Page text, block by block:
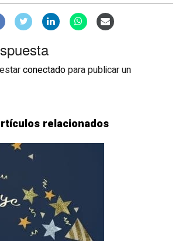
conectadopara publicar un
relacionados